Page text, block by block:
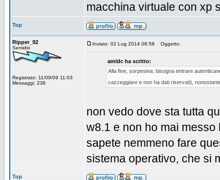
macchina virtuale con xp
Top
Ripper_92
Semidio
Registrato: 11/09/09 11:03
Messaggi: 236
Inviato: 02 Lug 2014 08:58 Oggetto:
amldc ha scritto:
Alla fine, sorpesina: bisogna entrare
cazzeggiare e non ha dati riservati),
non vedo dove sta tutta
w8.1 e non ho mai
sapete nemmeno fare
sistema operativo, che si
Top